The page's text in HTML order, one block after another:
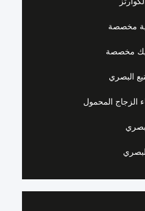
مخصصة
مخصصة
البصري
الزجاج المحمول